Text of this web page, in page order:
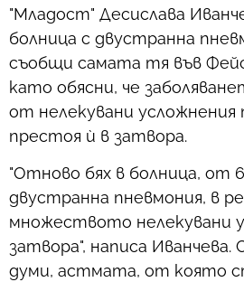
"Младост" Десислава
болница с двустранна
съобщи самата тя във
като обясни, че
от нелекувани усложнения
престоя ѝ в затвора.
"Отново бях в болница, от
двустранна пневмония, в
множеството нелекувани
затвора", написа
думи, астмата, от която